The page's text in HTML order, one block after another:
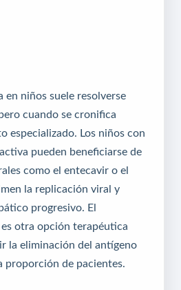
en niños suele resolverse
cuando se cronifica
especializado. Los niños con
pueden beneficiarse de
como el entecavir o el
la replicación viral y
progresivo. El
otra opción terapéutica
la eliminación del antígeno
proporción de pacientes.